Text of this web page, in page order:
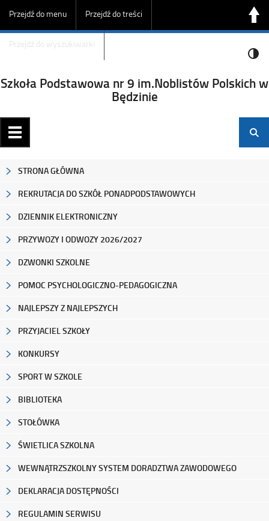
Przejdź do menu Przejdź do treści
Przejdź do wyszukiwarki
Szkoła Podstawowa nr 9 im.Noblistów Polskich w
Będzinie
STRONA GŁÓWNA
REKRUTACJA DO SZKÓŁ PONADPODSTAWOWYCH
DZIENNIK ELEKTRONICZNY
PRZYWOZY I ODWOZY 2026/2027
DZWONKI SZKOLNE
POMOC PSYCHOLOGICZNO-PEDAGOGICZNA
NAJLEPSZY Z NAJLEPSZYCH
PRZYJACIEL SZKOŁY
KONKURSY
SPORT W SZKOLE
BIBLIOTEKA
STOŁÓWKA
ŚWIETLICA SZKOLNA
WEWNĄTRZSZKOLNY SYSTEM DORADZTWA ZAWODOWEGO
DEKLARACJA DOSTĘPNOŚCI
REGULAMIN SERWISU